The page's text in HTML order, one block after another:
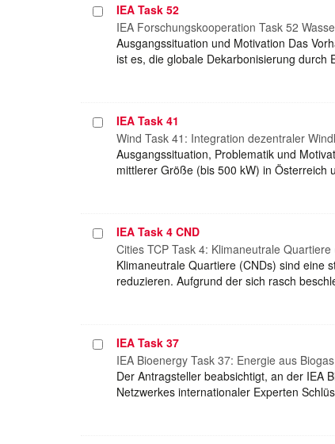
Projekt
auswählen
IEA Task 52
IEA Forschungskooperation Task 52
Ausgangssituation und Motivation Das
ist es, die globale Dekarbonisierung
Projekt
auswählen
IEA Task 41
Wind Task 41: Integration dezentraler
Ausgangssituation, Problematik und
mittlerer Größe (bis 500 kW) in
Projekt
auswählen
IEA Task 4 CND
Cities TCP Task 4: Klimaneutrale Quartiere
Klimaneutrale Quartiere (CNDs) sind eine
reduzieren. Aufgrund der sich rasch
Projekt
auswählen
IEA Task 37
IEA Bioenergy Task 37: Energie aus
Der Antragsteller beabsichtigt, an der IEA
Netzwerkes internationaler Experten